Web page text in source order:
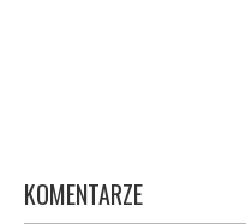
KOMENTARZE